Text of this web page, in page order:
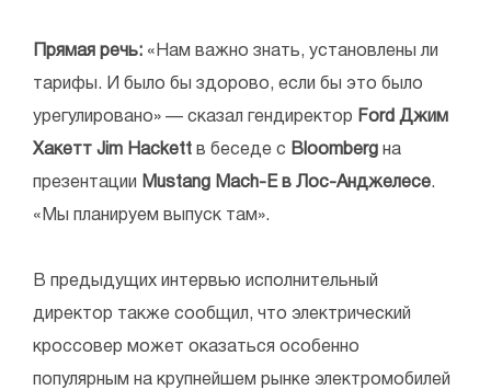
Прямая речь: «Нам важно знать, установлены ли
тарифы. И было бы здорово, если бы это было
урегулировано» — сказал гендиректор Ford Джим
Хакетт Jim Hackett в беседе с Bloomberg на
презентации Mustang Mach-E в Лос-Анджелесе.
«Мы планируем выпуск там».
В предыдущих интервью исполнительный
директор также сообщил, что электрический
кроссовер может оказаться особенно
популярным на крупнейшем рынке электромобилей